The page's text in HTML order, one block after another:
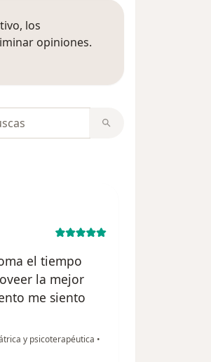
los
opiniones.
el tiempo
la mejor
me siento
y psicoterapéutica •